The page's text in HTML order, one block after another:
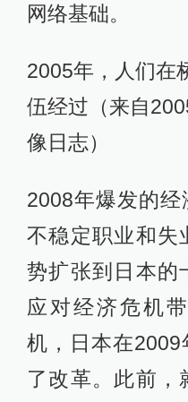
网络基础。
2005年，人们在
伍经过（来自
像日志）
2008年爆发的
不稳定职业和失
势扩张到日本的
应对经济危机
机，日本在
了改革。此前，